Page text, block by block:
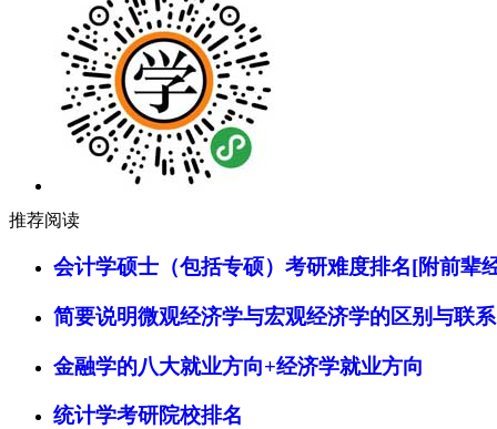
推荐阅读
会计学硕士（包括专硕）考研难度排名[附前辈
简要说明微观经济学与宏观经济学的区别与联系
金融学的八大就业方向+经济学就业方向
统计学考研院校排名